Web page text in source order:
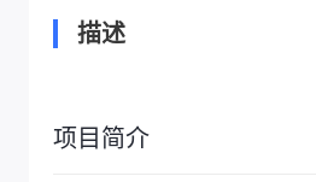
描述
项目简介